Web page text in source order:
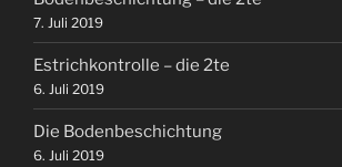
7. Juli 2019
Estrichkontrolle – die 2te
6. Juli 2019
Die Bodenbeschichtung
6. Juli 2019